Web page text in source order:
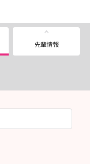
先輩情報